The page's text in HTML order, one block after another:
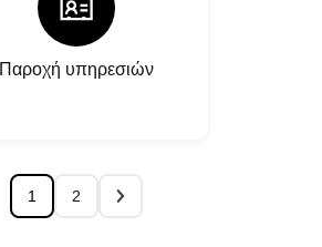
Παροχή υπηρεσιών
1 2